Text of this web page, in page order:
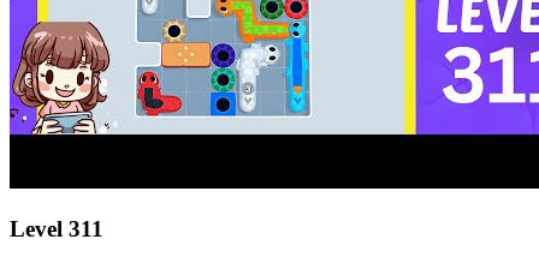
Level 311